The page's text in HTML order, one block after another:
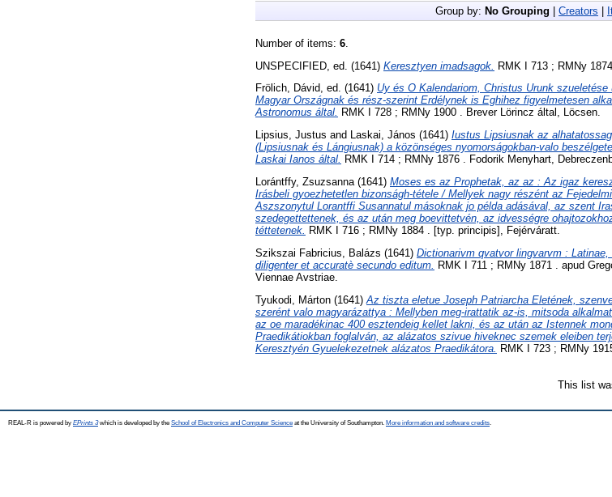
Group by: No Grouping Creators
Number of items: 6
UNSPECIFIED, ed. (1641) Keresztyen imadsagok. RMK I 713 ; RMNy
Frölich, Dávid, ed. (1641) Uy és O Kalendariom, Christus Urunk
Magyar Országnak és rész-szerint Erdélynek is Eghihez figyelmetesen
Astronomus által. RMK I 728 ; RMNy 1900 . Brever Lörincz által, Löcsen.
Lipsius, Justus and Laskai, János (1641) Iustus Lipsiusnak az
(Lipsiusnak és Lángiusnak) a közönséges nyomorságokban-valo
Laskai Ianos által. RMK I 714 ; RMNy 1876 . Fodorik Menyhart,
Lorántffy, Zsuzsanna (1641) Moses es az Prophetak, az az : Az igaz
Irásbeli gyoezhetetlen bizonságh-tétele / Mellyek nagy részént az
Aszszonytul Lorantffi Susannatul másoknak jo példa adásával, az szent
szedegettettenek, és az után meg boevittetvén, az idvességre
téttetenek.
RMK I 716 ; RMNy 1884 . [typ. principis], Fejérváratt.
Szikszai Fabricius, Balázs (1641) Dictionarivm qvatvor lingvarvm :
diligenter et accuratè secundo editum.
RMK I 711 ; RMNy 1871 . apud
Viennae Avstriae.
Tyukodi, Márton (1641) Az tiszta eletue Joseph Patriarcha Eletének,
szerént valo magyarázattya : Mellyben meg-irattatik az-is, mitsoda
az oe maradékinac 400 esztendeig kellet lakni, és az után az Istennek
Praedikátiokban foglalván, az alázatos szivue hiveknec szemek eleiben
Keresztyén Gyuelekezetnek alázatos Praedikátora. RMK I 723 ; RMNy
This list
REAL-R is powered by EPrints 3which is developed by the School of Electronics and Computer Science at the University of Southampton. More information and software credits